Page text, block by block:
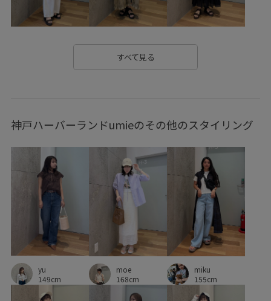
カーディガン キャップ サステナブル シャツ
ジャケット
スポーツ スマート スリット
デイリーで活躍 デニム合わせ トラッド トレンド感
ドライ ニット ニットスカート ハリ感
バックパック フロントボタン ブルゾン
ヘルシー ボリューム感 ポケット付き ポップ
ポーチ マウンテンパーカー メリハリ
ラグジュアリー リラックススタイル 代表モデル
伸縮性 体に馴染む 冷んやり 別注 別注アイテム
別注コラボバッグ 合わせやすい
すべて見る
神戸ハーバーランドumieのその他のスタイリング
yu
149cm
moe
168cm
miku
155cm